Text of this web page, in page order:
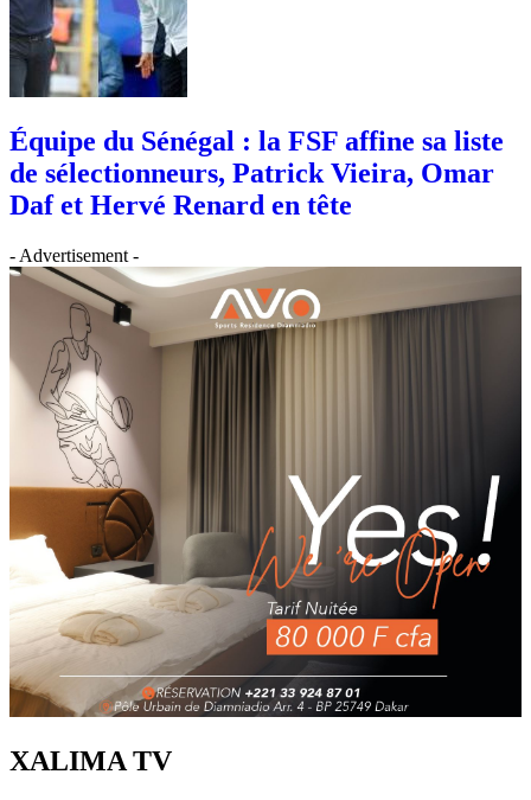
Équipe du Sénégal : la FSF affine sa liste
de sélectionneurs, Patrick Vieira, Omar
Daf et Hervé Renard en tête
- Advertisement -
XALIMA TV